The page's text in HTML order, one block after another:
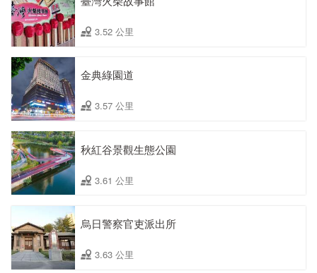
3.52 公里
金典綠園道
3.57 公里
秋紅谷景觀生態公園
3.61 公里
烏日警察官吏派出所
3.63 公里